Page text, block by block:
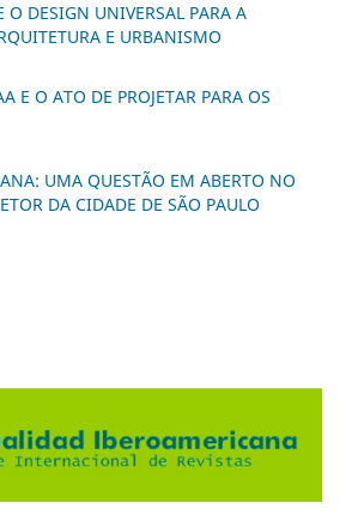
O DESIGN UNIVERSAL PARA A
E URBANISMO
E O ATO DE PROJETAR PARA OS
UMA QUESTÃO EM ABERTO NO
DA CIDADE DE SÃO PAULO